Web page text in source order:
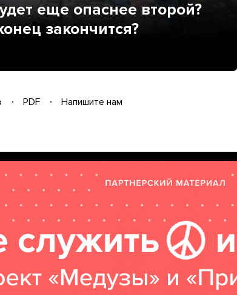
еще опаснее второй?
закончится?
PDF
Напишите нам